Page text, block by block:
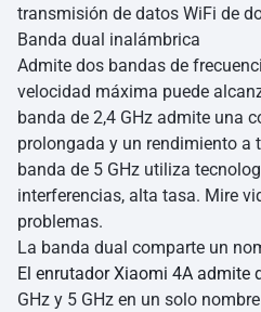
transmisión de datos WiFi de
Banda dual inalámbrica
Admite dos bandas de
velocidad máxima puede
banda de 2,4 GHz admite una
prolongada y un rendimiento a
banda de 5 GHz utiliza
interferencias, alta tasa. Mire
problemas.
La banda dual comparte un
El enrutador Xiaomi 4A admite
GHz y 5 GHz en un solo